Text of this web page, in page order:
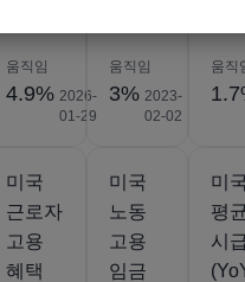
움직임
4.9% 2026-
01-29
움직임
3% 2023-
02-02
움직
미국
근로자
고용
혜택
미국
노동
고용
임금
미
평
시